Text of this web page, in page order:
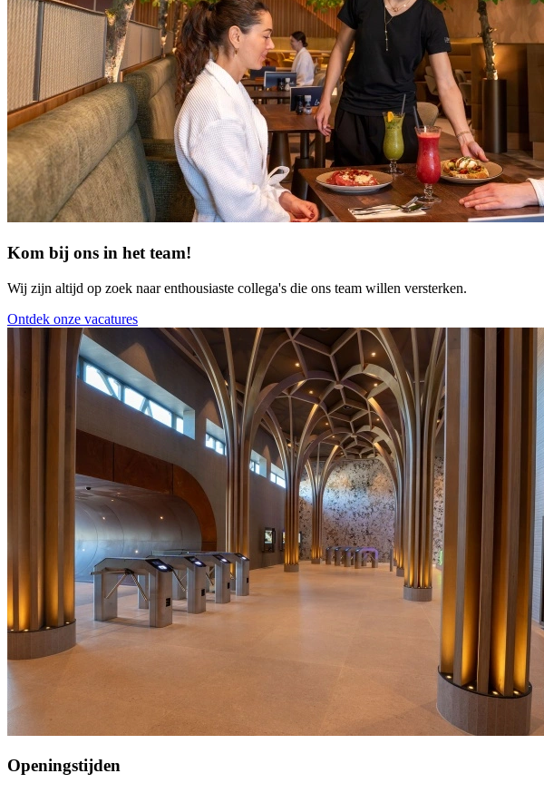
Kom bij ons in het team!
Wij zijn altijd op zoek naar enthousiaste collega's die ons team willen versterken.
Ontdek onze vacatures
Openingstijden